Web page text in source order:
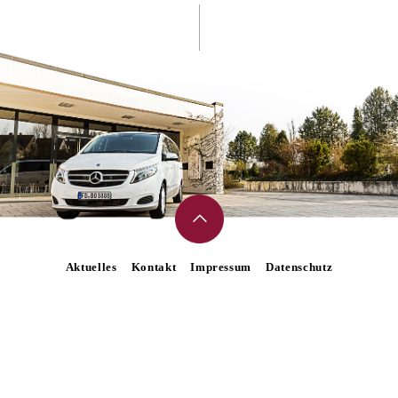
Aktuelles Kontakt Impressum Datenschutz